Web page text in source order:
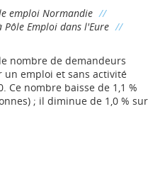
emploi Normandie //
Emploi dans l'Eure //
nombre de demandeurs
un emploi et sans activité
Ce nombre baisse de 1,1 %
; il diminue de 1,0 % sur